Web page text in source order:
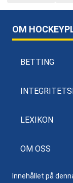
OM
BETTING
LEXIKON
OM OSS
Innehållet på